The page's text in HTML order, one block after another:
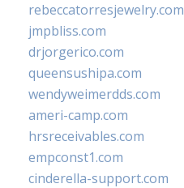
rebeccatorresjewelry.com
jmpbliss.com
drjorgerico.com
queensushipa.com
wendyweimerdds.com
ameri-camp.com
hrsreceivables.com
empconst1.com
cinderella-support.com